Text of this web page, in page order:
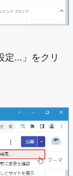
定...」をクリ